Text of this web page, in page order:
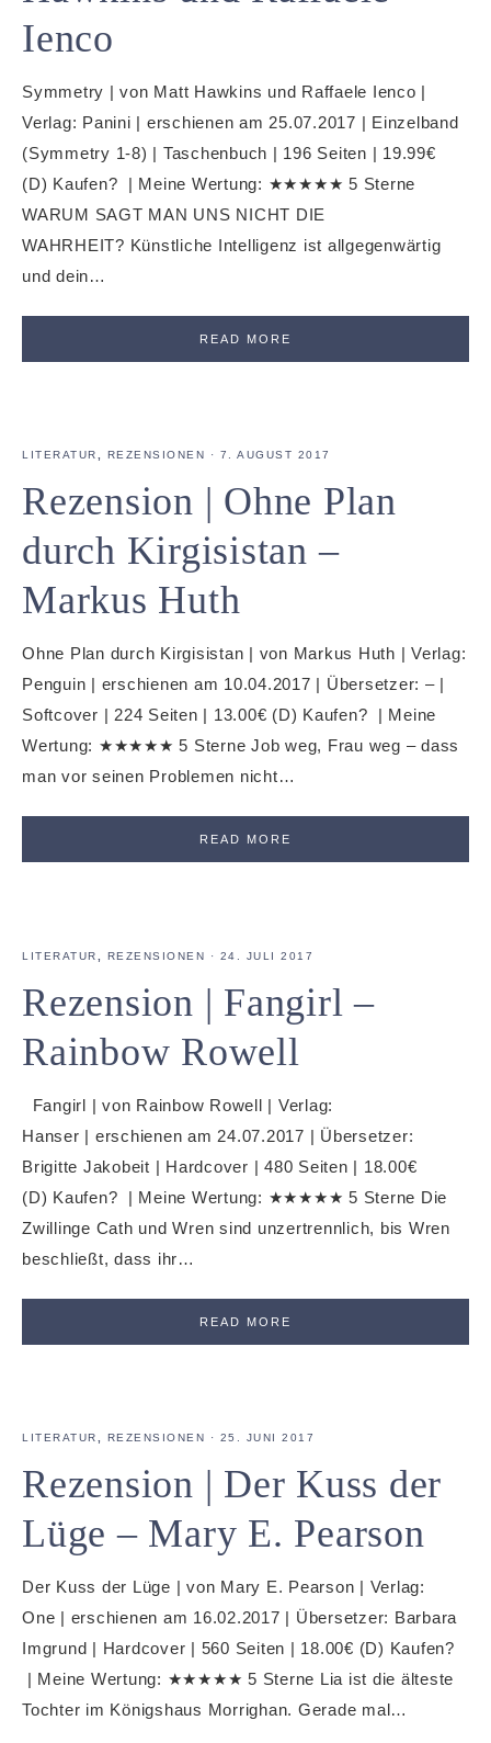
Ienco
Symmetry | von Matt Hawkins und Raffaele Ienco |
Verlag: Panini | erschienen am 25.07.2017 | Einzelband
(Symmetry 1-8) | Taschenbuch | 196 Seiten | 19.99€
(D) Kaufen? | Meine Wertung: ★★★★★ 5 Sterne
WARUM SAGT MAN UNS NICHT DIE
WAHRHEIT? Künstliche Intelligenz ist allgegenwärtig
und dein…
READ MORE
LITERATUR, REZENSIONEN · 7. AUGUST 2017
Rezension | Ohne Plan
durch Kirgisistan –
Markus Huth
Ohne Plan durch Kirgisistan | von Markus Huth | Verlag:
Penguin | erschienen am 10.04.2017 | Übersetzer: – |
Softcover | 224 Seiten | 13.00€ (D) Kaufen? | Meine
Wertung: ★★★★★ 5 Sterne Job weg, Frau weg – dass
man vor seinen Problemen nicht…
READ MORE
LITERATUR REZENSIONEN · 24. JULI 2017
Rezension | Fangirl –
Rainbow Rowell
Fangirl | von Rainbow Rowell | Verlag:
Hanser | erschienen am 24.07.2017 | Übersetzer:
Brigitte Jakobeit | Hardcover | 480 Seiten | 18.00€
(D) Kaufen? | Meine Wertung: ★★★★★ 5 Sterne Die
Zwillinge Cath und Wren sind unzertrennlich, bis Wren
beschließt, dass ihr…
READ MORE
LITERATUR REZENSIONEN · 25. JUNI 2017
Rezension | Der Kuss der
Lüge – Mary E. Pearson
Der Kuss der Lüge | von Mary E. Pearson | Verlag:
One | erschienen am 16.02.2017 | Übersetzer: Barbara
Imgrund | Hardcover | 560 Seiten | 18.00€ (D) Kaufen?
| Meine Wertung: ★★★★★ 5 Sterne Lia ist die älteste
Tochter im Königshaus Morrighan. Gerade mal…